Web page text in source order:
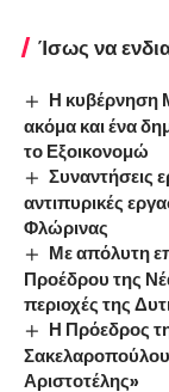
Ίσως να
Η κυβέρνηση
ακόμα και ένα
το Εξοικονομώ
Συναντήσεις
αντιπυρικές
Φλώρινας
Με απόλυτη
Προέδρου της
περιοχές της
Η Πρόεδρος
Αριστοτέλης»